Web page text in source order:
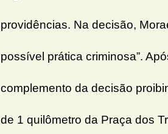
providências. Na decisão,
possível prática criminosa”.
complemento da decisão
de 1 quilômetro da Praça dos